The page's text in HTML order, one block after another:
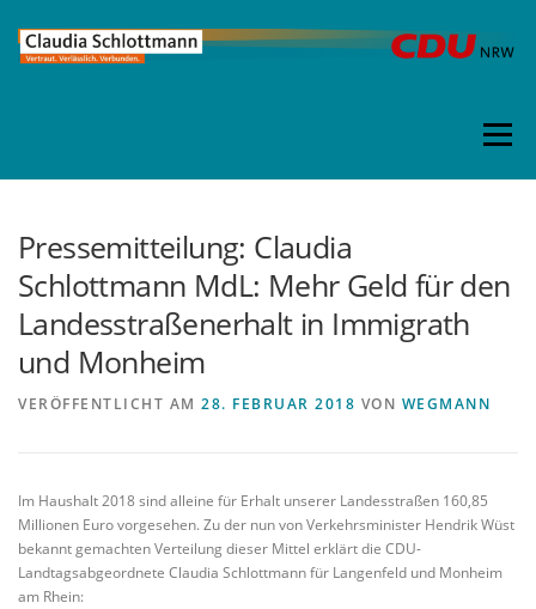
zum
Inhalt
Menü
Pressemitteilung: Claudia
Schlottmann MdL: Mehr Geld für den
Landesstraßenerhalt in Immigrath
und Monheim
VERÖFFENTLICHT AM 28. FEBRUAR 2018 VON WEGMANN
Im Haushalt 2018 sind alleine für Erhalt unserer Landesstraßen 160,85
Millionen Euro vorgesehen. Zu der nun von Verkehrsminister Hendrik Wüst
bekannt gemachten Verteilung dieser Mittel erklärt die CDU-
Landtagsabgeordnete Claudia Schlottmann für Langenfeld und Monheim
am Rhein: